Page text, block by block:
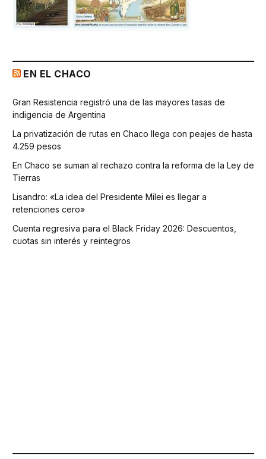
EN EL CHACO
Gran Resistencia registró una de las mayores tasas de
indigencia de Argentina
La privatización de rutas en Chaco llega con peajes de hasta
4.259 pesos
En Chaco se suman al rechazo contra la reforma de la Ley de
Tierras
Lisandro: «La idea del Presidente Milei es llegar a
retenciones cero»
Cuenta regresiva para el Black Friday 2026: Descuentos,
cuotas sin interés y reintegros